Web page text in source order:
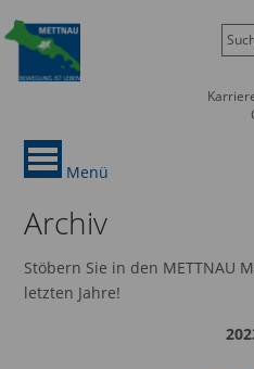
Menü
Archiv
Stöbern Sie in den METTNAU
letzten Jahre!